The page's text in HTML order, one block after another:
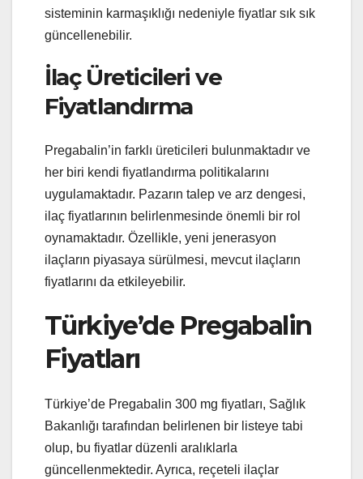
sisteminin karmaşıklığı nedeniyle fiyatlar sık sık
güncellenebilir.
İlaç Üreticileri ve
Fiyatlandırma
Pregabalin’in farklı üreticileri bulunmaktadır ve
her biri kendi fiyatlandırma politikalarını
uygulamaktadır. Pazarın talep ve arz dengesi,
ilaç fiyatlarının belirlenmesinde önemli bir rol
oynamaktadır. Özellikle, yeni jenerasyon
ilaçların piyasaya sürülmesi, mevcut ilaçların
fiyatlarını da etkileyebilir.
Türkiye’de Pregabalin
Fiyatları
Türkiye’de Pregabalin 300 mg fiyatları, Sağlık
Bakanlığı tarafından belirlenen bir listeye tabi
olup, bu fiyatlar düzenli aralıklarla
güncellenmektedir. Ayrıca, reçeteli ilaçlar